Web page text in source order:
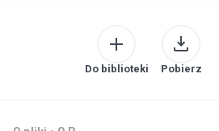
Do biblioteki Pobierz